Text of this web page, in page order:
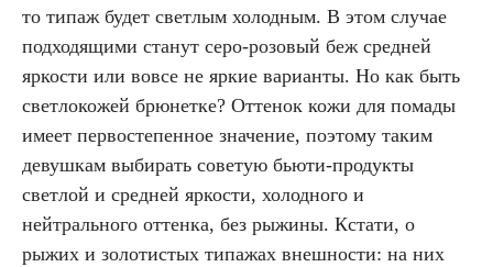
то типаж будет светлым холодным. В этом случае
подходящими станут серо-розовый беж средней
яркости или вовсе не яркие варианты. Но как быть
светлокожей брюнетке? Оттенок кожи для помады
имеет первостепенное значение, поэтому таким
девушкам выбирать советую бьюти-продукты
светлой и средней яркости, холодного и
нейтрального оттенка, без рыжины. Кстати, о
рыжих и золотистых типажах внешности: на них